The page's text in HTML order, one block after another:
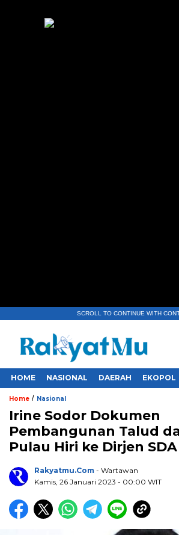
SCROLL TO CONTINUE WITH
HOME NASIONAL DAERAH EKOPOL
Home / Nasional
Irine Sodor Dokumen
Pembangunan Talud
Pulau Hiri ke Dirjen SDA
Rakyatmu.com - Wartawan
Kamis, 26 Januari 2023 - 00:00 WIT